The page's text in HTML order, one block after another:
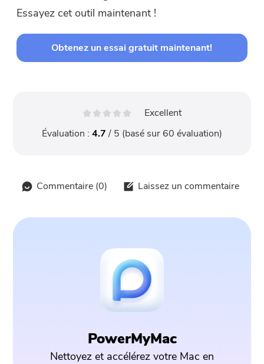
Essayez cet outil maintenant !
Obtenez un essai gratuit maintenant!
Excellent
Évaluation : 4.7/ 5 (basé sur 60 évaluation)
Commentaire (0) Laissez un commentaire
PowerMyMac
Nettoyez et accélérez votre Mac en